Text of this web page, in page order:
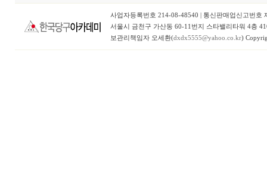
사업자등록번호 214-08-48540 | 통신판매업신고번호
서울시 금천구 가산동 60-11번지 스타밸리타워 4층
보관리책임자 오세환(dxdx5555@yahoo.co.kr)